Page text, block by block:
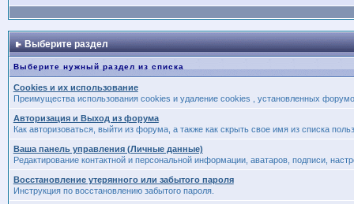
Выберите раздел
Выберите нужный раздел из списка
Cookies и их использование
Преимущества использования cookies и удаление cookies , установленных
Авторизация и Выход из форума
Как авторизоваться, выйти из форума, а также как скрыть свое имя из списка
Ваша панель управления (Личные данные)
Редактирование контактной и персональной информации, аватаров, подписи,
Восстановление утерянного или забытого пароля
Инструкция по восстановлению забытого пароля.